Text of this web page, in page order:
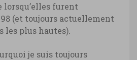
lorsqu’elles furent
(et toujours actuellement
les plus hautes).
je suis toujours